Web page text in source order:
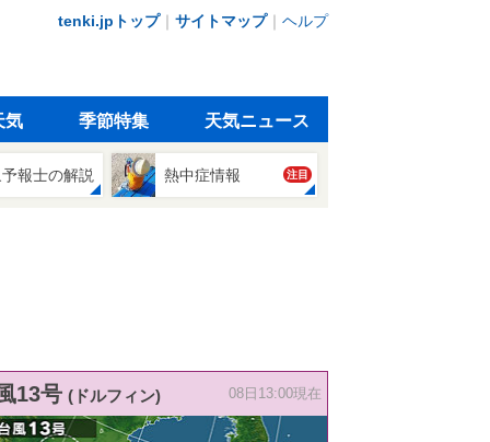
tenki.jpトップ｜ サイトマップ｜ ヘルプ
気 季節特集 天気ニュース
報士の解説 熱中症情報 注目
13号 (ドルフィン) 08日13:00現在